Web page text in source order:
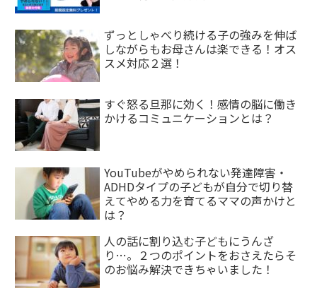
ずっとしゃべり続ける子の強みを伸ば
しながらもお母さんは楽できる！オス
スメ対応２選！
すぐ怒る旦那に効く！感情の脳に働き
かけるコミュニケーションとは？
YouTubeがやめられない発達障害・
ADHDタイプの子どもが自分で切り替
えてやめる力を育てるママの声かけと
は？
人の話に割り込む子どもにうんざ
り…。２つのポイントをおさえたらそ
のお悩み解決できちゃいました！